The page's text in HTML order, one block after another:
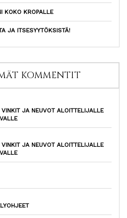
KOKO KROPALLE
JA ITSESYYTÖKSISTÄ!
KOMMENTIT
JA NEUVOT ALOITTELIJALLE
JA NEUVOT ALOITTELIJALLE